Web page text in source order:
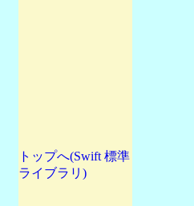
トップへ(Swift 標準
ライブラリ)